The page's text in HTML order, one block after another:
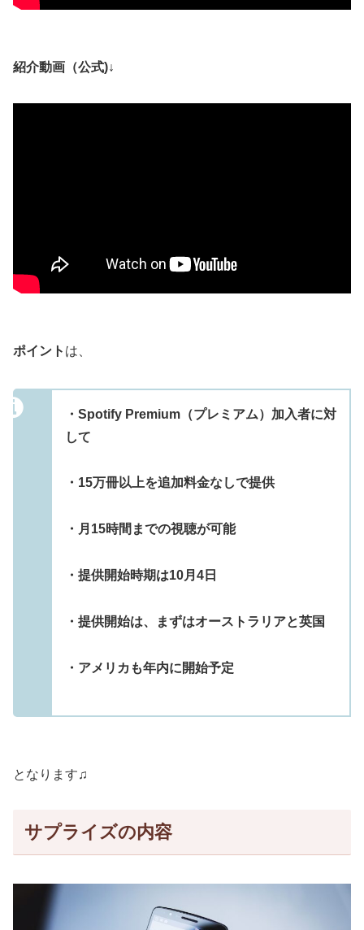
紹介動画（公式)↓
ポイント は、
・Spotify Premium（プレミアム）加入者に対
して
・15万冊以上を追加料金なしで提供
・月15時間までの視聴が可能
・提供開始時期は10月4日
・提供開始は、まずはオーストラリアと英国
・アメリカも年内に開始予定
となります♫
サプライズの内容